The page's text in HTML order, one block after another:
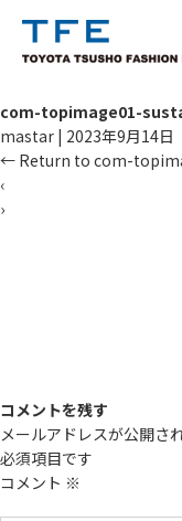
com-topimage01-
mastar | 2023年9月14日
← Return to com-
‹
›
コメントを残す
メールアドレスが公開さ
必須項目です
コメント ※